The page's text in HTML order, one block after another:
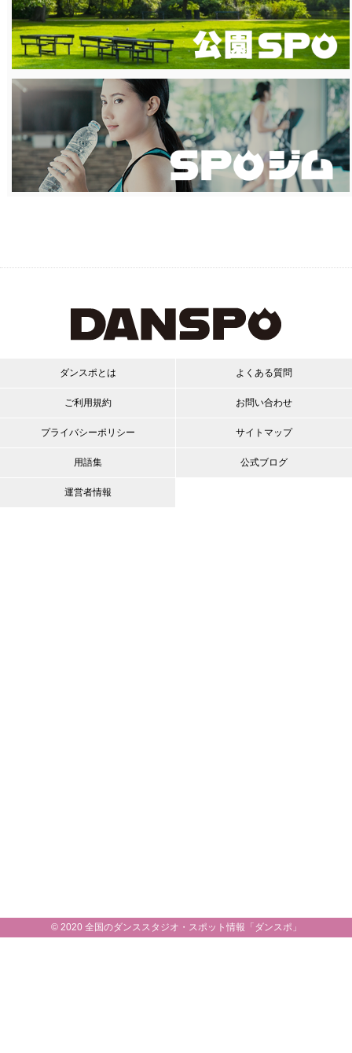
ダンスポとは
ご利用規約
プライバシーポリシー
用語集
運営者情報
よくある質問
お問い合わせ
サイトマップ
公式ブログ
© 2020 全国のダンススタジオ・スポット情報「ダンスポ」